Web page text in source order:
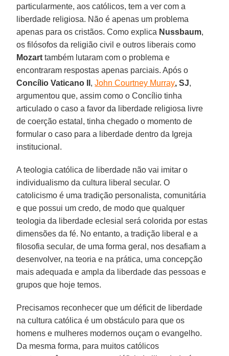
particularmente, aos católicos, tem a ver com a
liberdade religiosa. Não é apenas um problema
apenas para os cristãos. Como explica Nussbaum,
os filósofos da religião civil e outros liberais como
Mozart também lutaram com o problema e
encontraram respostas apenas parciais. Após o
Concílio Vaticano II ,John Courtney Murray, SJ,
argumentou que, assim como o Concílio tinha
articulado o caso a favor da liberdade religiosa livre
de coerção estatal, tinha chegado o momento de
formular o caso para a liberdade dentro da Igreja
institucional.
A teologia católica de liberdade não vai imitar o
individualismo da cultura liberal secular. O
catolicismo é uma tradição personalista, comunitária
e que possui um credo, de modo que qualquer
teologia da liberdade eclesial será colorida por estas
dimensões da fé. No entanto, a tradição liberal e a
filosofia secular, de uma forma geral, nos desafiam a
desenvolver, na teoria e na prática, uma concepção
mais adequada e ampla da liberdade das pessoas e
grupos que hoje temos.
Precisamos reconhecer que um déficit de liberdade
na cultura católica é um obstáculo para que os
homens e mulheres modernos ouçam o evangelho.
Da mesma forma, para muitos católicos